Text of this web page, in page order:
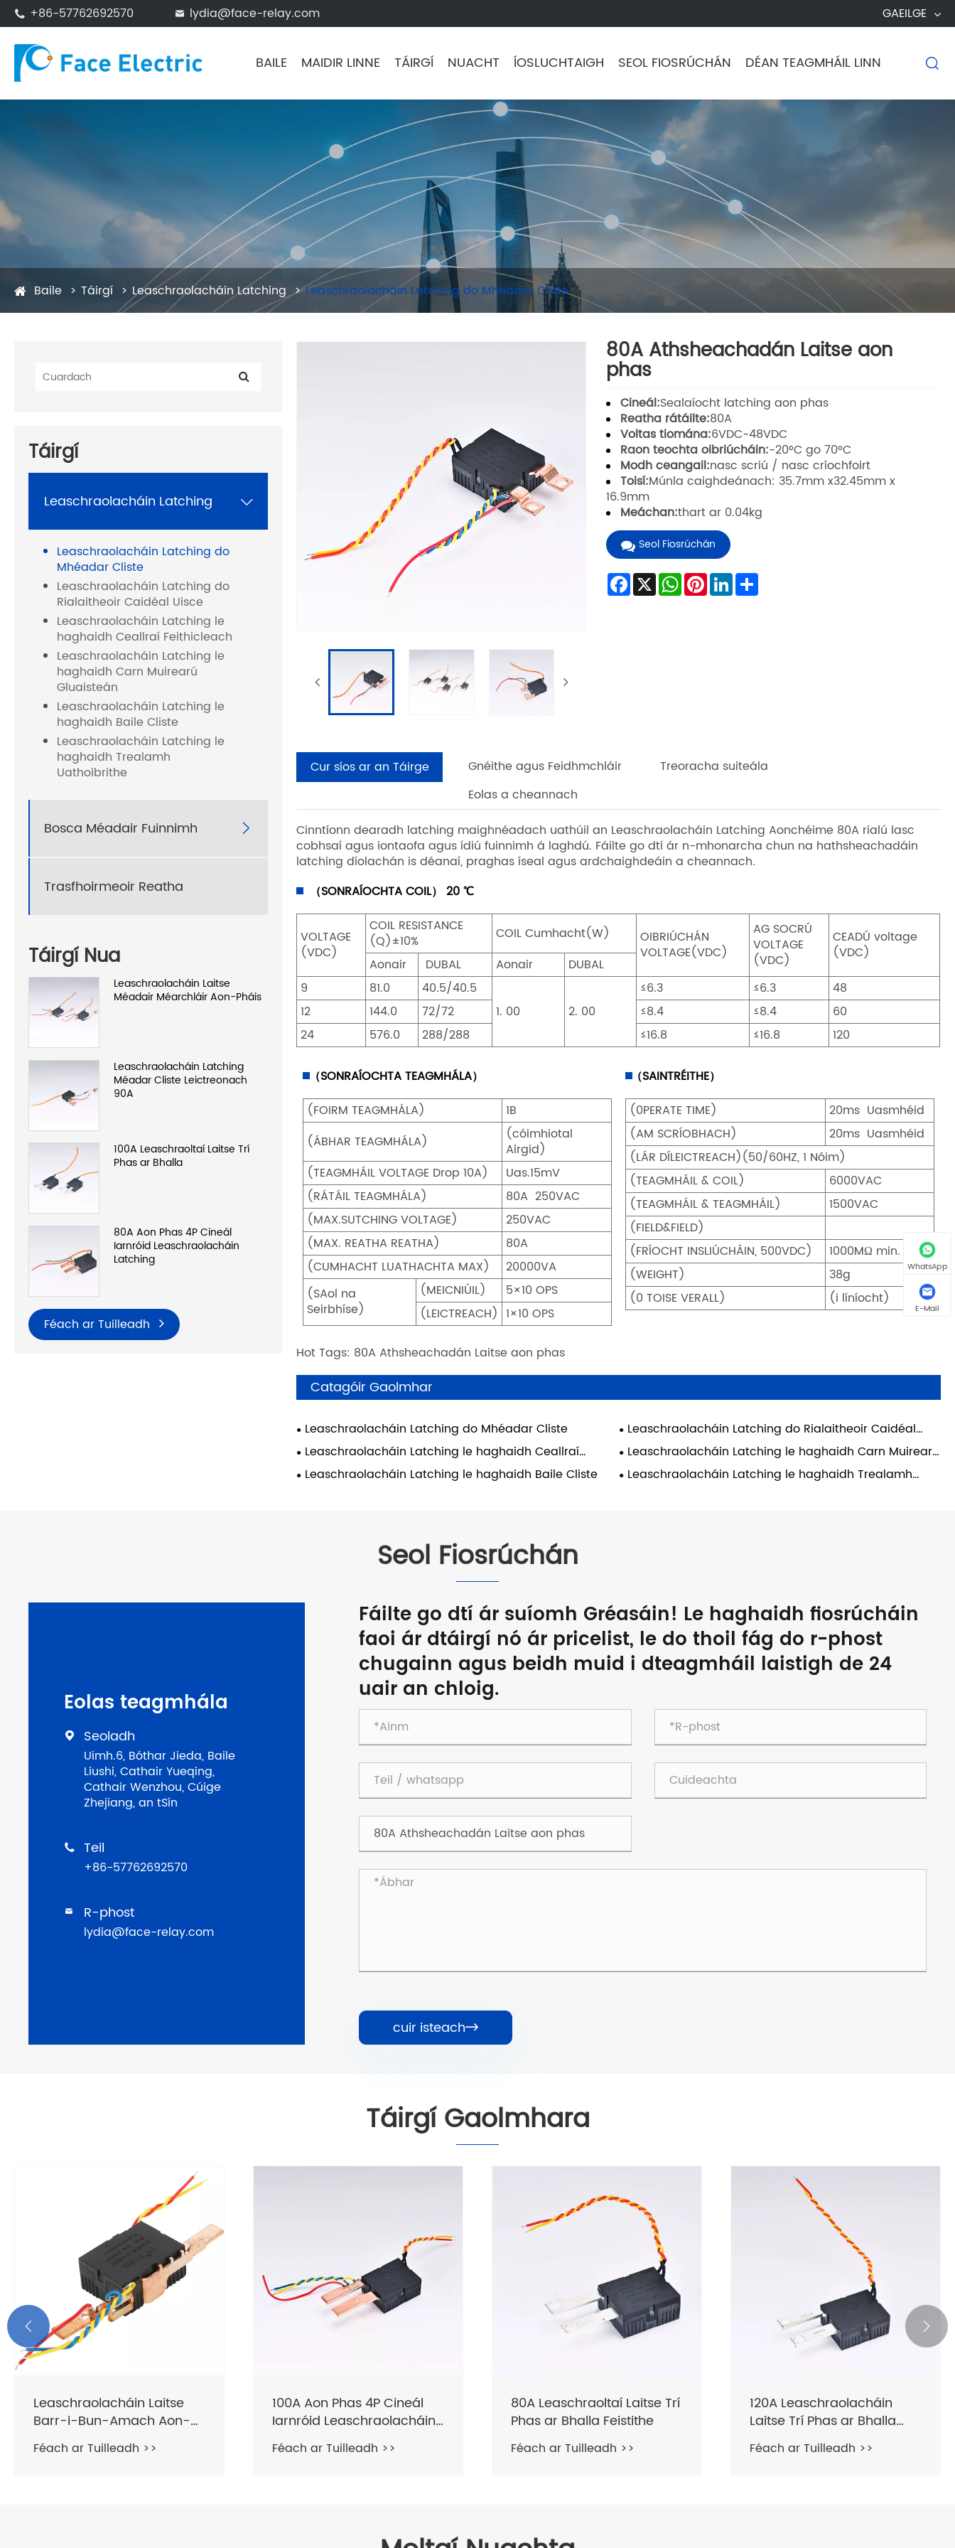
 +86-57762692570  lydia@face-relay.com GAEILGE
BAILE MAIDIR LINNE TÁIRGÍ NUACHT ÍOSLUCHTAIGH SEOL FIOSRÚCHÁN DÉAN TEAGMHÁIL LINN 
Baile Táirgí Leaschraolacháin Latching Leaschraolacháin Latching do Mhéadar Cliste
Táirgí
Leaschraolacháin Latching 
Leaschraolacháin Latching do
Mhéadar Cliste
Leaschraolacháin Latching do
Rialaitheoir Caidéal Uisce
Leaschraolacháin Latching le
haghaidh Ceallraí Feithicleach
Leaschraolacháin Latching le
haghaidh Carn Muirearú
Gluaisteán
Leaschraolacháin Latching le
haghaidh Baile Cliste
Leaschraolacháin Latching le
haghaidh Trealamh
Uathoibrithe
Bosca Méadair Fuinnimh 
Trasfhoirmeoir Reatha
Táirgí Nua
Leaschraolacháin Laitse
Méadair Méarchláir Aon-Pháis
Leaschraolacháin Latching
Méadar Cliste Leictreonach
90A
100A Leaschraoltaí Laitse Trí
Phas ar Bhalla
80A Aon Phas 4P Cineál
Iarnróid Leaschraolacháin
Latching
Féach ar Tuilleadh
80A Athsheachadán Laitse aon
phas
Cineál:Sealaíocht latching aon phas
Reatha rátáilte:80A
Voltas tiomána:6VDC-48VDC
Raon teochta oibriúcháin:-20°C go 70°C
Modh ceangail:nasc scriú / nasc críochfoirt
Toisí:Múnla caighdeánach: 35.7mm x32.45mm x
16.9mm
Meáchan:thart ar 0.04kg
Seol Fiosrúchán
Facebook
X WhatsApp
Pinterest
LinkedInShare
Cur síos ar an Táirge Gnéithe agus Feidhmchláir
Treoracha suiteála
Eolas a cheannach
Cinntíonn dearadh latching maighnéadach uathúil an Leaschraolacháin Latching Aonchéime 80A rialú lasc
cobhsaí agus iontaofa agus ídiú fuinnimh á laghdú. Fáilte go dtí ár n-mhonarcha chun na hathsheachadáin
latching díolachán is déanaí, praghas íseal agus ardchaighdeáin a cheannach.
（SONRAÍOCHTA COIL） 20 ℃
VOLTAGE
(VDC)
COIL RESISTANCE
(Q)±10%
COIL Cumhacht(W)
OIBRIÚCHÁN
VOLTAGE(VDC)
AG SOCRÚ
VOLTAGE
(VDC)
CEADÚ voltage
(VDC)
Aonair DUBAL Aonair
DUBAL
9
81.0
40.5/40.5
1. 00
2. 00
≤6.3 ≤6.3
48
12
144.0 72/72 ≤8.4 ≤8.4
60
24
576.0 288/288 ≤16.8 ≤16.8 120
（SONRAÍOCHTA TEAGMHÁLA）
(FOIRM TEAGMHÁLA)
1B
(ÁBHAR TEAGMHÁLA)
(cóimhiotal
Airgid)
(TEAGMHÁIL VOLTAGE Drop 10A)
Uas.15mV
(RÁTÁIL TEAGMHÁLA)
80A 250VAC
(MAX.SUTCHING VOLTAGE)
250VAC
(MAX. REATHA REATHA)
80A
(CUMHACHT LUATHACHTA MAX)
20000VA
(SAol na
Seirbhíse)
(MEICNIÚIL)
5×10 OPS
(LEICTREACH) 1×10 OPS
（SAINTRÉITHE）
(0PERATE TIME)
20ms Uasmhéid
(AM SCRÍOBHACH)
20ms Uasmhéid
(LÁR DÍLEICTREACH)(50/60HZ, 1 Nóim)
(TEAGMHÁIL & COIL)
6000VAC
(TEAGMHÁIL & TEAGMHÁIL)
1500VAC
(FIELD&FIELD)
(FRÍOCHT INSLIÚCHÁIN, 500VDC)
1000MΩ min.
(WEIGHT)
38g
(0 TOISE VERALL)
(i líníocht)
Hot Tags: 80A Athsheachadán Laitse aon phas
Catagóir Gaolmhar
Leaschraolacháin Latching do Mhéadar Cliste
Leaschraolacháin Latching do Rialaitheoir Caidéal
Uisce
Leaschraolacháin Latching le haghaidh Ceallraí
Feithicleach
Leaschraolacháin Latching le haghaidh Carn Muirearú
Gluaisteán
Leaschraolacháin Latching le haghaidh Baile Cliste
Leaschraolacháin Latching le haghaidh Trealamh
Seol Fiosrúchán
Eolas teagmhála
 Seoladh
Uimh.6, Bóthar Jieda, Baile
Liushi, Cathair Yueqing,
Cathair Wenzhou, Cúige
Zhejiang, an tSín
 Teil
+86-57762692570
 R-phost
lydia@face-relay.com
Fáilte go dtí ár suíomh Gréasáin! Le haghaidh fiosrúcháin
faoi ár dtáirgí nó ár pricelist, le do thoil fág do r-phost
chugainn agus beidh muid i dteagmháil laistigh de 24
uair an chloig.
cuir isteach
Táirgí Gaolmhara
Leaschraolacháin Laitse
Barr-i-Bun-Amach Aon-
Chéim 2P
Féach ar Tuilleadh >>
100A Aon Phas 4P Cineál
Iarnróid Leaschraolacháin
Latching
Féach ar Tuilleadh >>
80A Leaschraoltaí Laitse Trí
Phas ar Bhalla Feistithe
Féach ar Tuilleadh >>
120A Leaschraolacháin
Laitse Trí Phas ar Bhalla
Feistithe
Féach ar Tuilleadh >>
 
WhatsApp
E-Mail